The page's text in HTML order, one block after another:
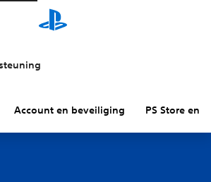
Account en beveiliging PS Store en